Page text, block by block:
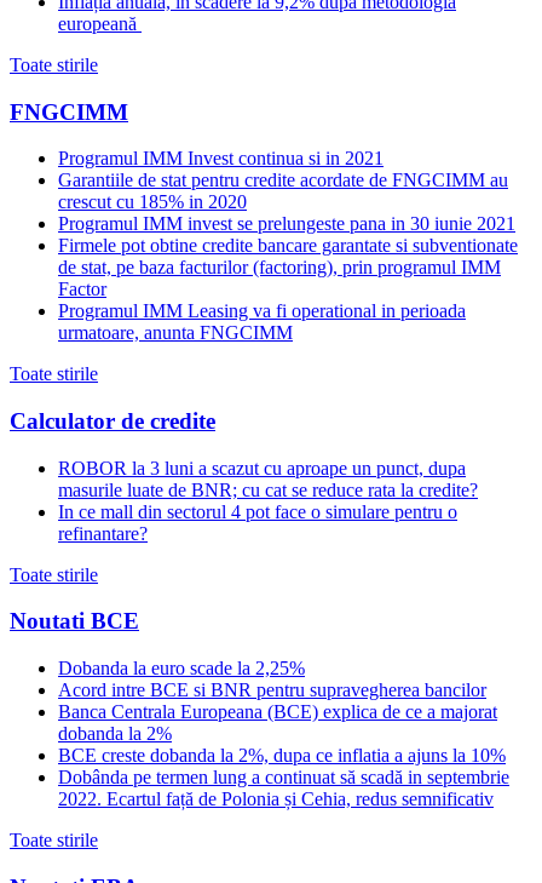
europeană
Toate stirile
FNGCIMM
Programul IMM Invest continua si in 2021
Garantiile de stat pentru credite acordate de FNGCIMM au
crescut cu 185% in 2020
Programul IMM invest se prelungeste pana in 30 iunie 2021
Firmele pot obtine credite bancare garantate si subventionate
de stat, pe baza facturilor (factoring), prin programul IMM
Factor
Programul IMM Leasing va fi operational in perioada
urmatoare, anunta FNGCIMM
Toate stirile
Calculator de credite
ROBOR la 3 luni a scazut cu aproape un punct, dupa
masurile luate de BNR; cu cat se reduce rata la credite?
In ce mall din sectorul 4 pot face o simulare pentru o
refinantare?
Toate stirile
Noutati BCE
Dobanda la euro scade la 2,25%
Acord intre BCE si BNR pentru supravegherea bancilor
Banca Centrala Europeana (BCE) explica de ce a majorat
dobanda la 2%
BCE creste dobanda la 2%, dupa ce inflatia a ajuns la 10%
Dobânda pe termen lung a continuat să scadă in septembrie
2022. Ecartul față de Polonia și Cehia, redus semnificativ
Toate stirile